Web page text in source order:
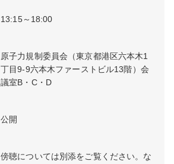
13:15～18:00
原子力規制委員会（東京都港区六本木1
丁目9-9六本木ファーストビル13階）会
議室B・C・D
公開
傍聴については別添をご覧ください。な